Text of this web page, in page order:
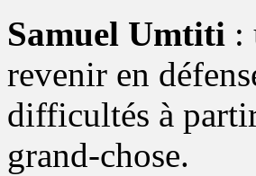
Samuel Umtiti :
revenir en
difficultés à
grand-chose.